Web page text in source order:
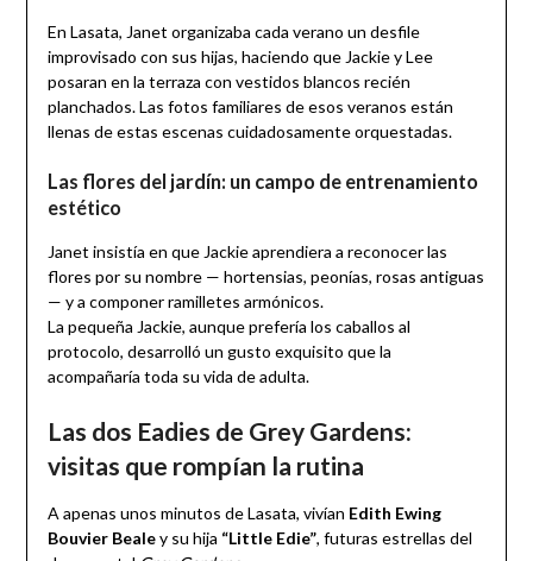
En Lasata, Janet organizaba cada verano un desfile
improvisado con sus hijas, haciendo que Jackie y Lee
posaran en la terraza con vestidos blancos recién
planchados. Las fotos familiares de esos veranos están
llenas de estas escenas cuidadosamente orquestadas.
Las flores del jardín: un campo de entrenamiento
estético
Janet insistía en que Jackie aprendiera a reconocer las
flores por su nombre — hortensias, peonías, rosas antiguas
— y a componer ramilletes armónicos.
La pequeña Jackie, aunque prefería los caballos al
protocolo, desarrolló un gusto exquisito que la
acompañaría toda su vida de adulta.
Las dos Eadies de Grey Gardens:
visitas que rompían la rutina
A apenas unos minutos de Lasata, vivían Edith Ewing
Bouvier Bealey su hija “Little Edie”, futuras estrellas del